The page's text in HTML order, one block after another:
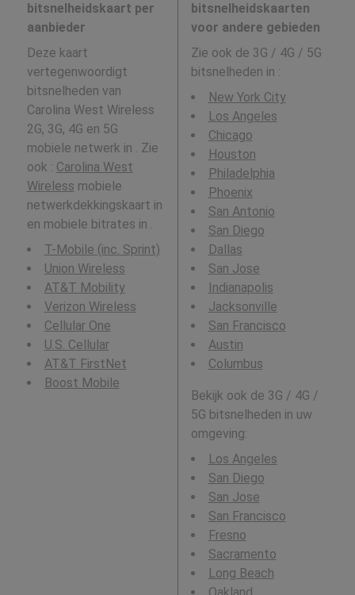
bitsnelheidskaart per
aanbieder
Deze kaart
vertegenwoordigt
bitsnelheden van
Carolina West Wireless
2G, 3G, 4G en 5G
mobiele netwerk in . Zie
ook : Carolina West
Wireless mobiele
netwerkdekkingskaart in
en mobiele bitrates in .
T-Mobile (inc. Sprint)
Union Wireless
AT&T Mobility
Verizon Wireless
Cellular One
U.S. Cellular
AT&T FirstNet
Boost Mobile
bitsnelheidskaarten
voor andere gebieden
Zie ook de 3G / 4G / 5G
bitsnelheden in :
New York City
Los Angeles
Chicago
Houston
Philadelphia
Phoenix
San Antonio
San Diego
Dallas
San Jose
Indianapolis
Jacksonville
San Francisco
Austin
Columbus
Bekijk ook de 3G / 4G /
5G bitsnelheden in uw
omgeving:
Los Angeles
San Diego
San Jose
San Francisco
Fresno
Sacramento
Long Beach